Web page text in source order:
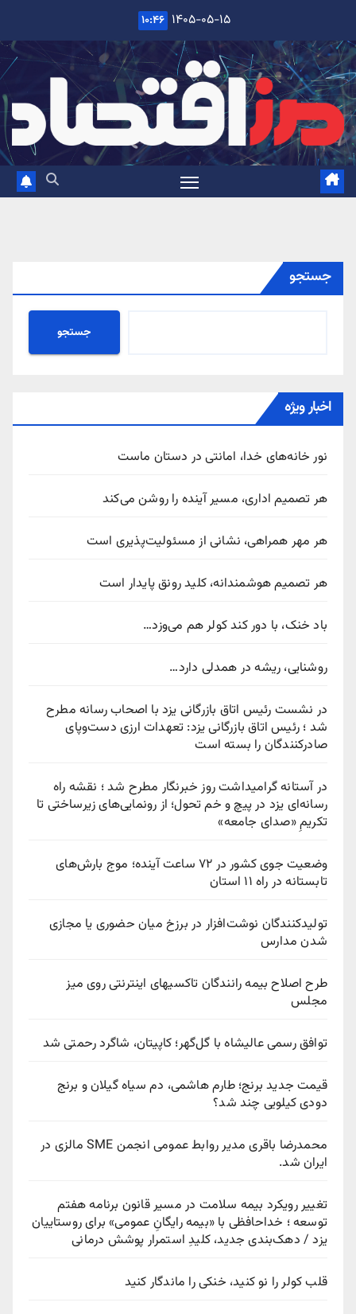
content
۱۴۰۵-۰۵-۱۵ ۱۰:۴۶
جستجو
جستجو
اخبار ویژه
نور خانه‌های خدا، امانتی در دستان ماست
هر تصمیم اداری، مسیر آینده را روشن می‌کند
هر مهر همراهی، نشانی از مسئولیت‌پذیری است
هر تصمیم هوشمندانه، کلید رونق پایدار است
باد خنک، با دور کند کولر هم می‌وزد…
روشنایی، ریشه در همدلی دارد…
در نشست رئیس اتاق بازرگانی یزد با اصحاب رسانه مطرح
شد ؛ رئیس اتاق بازرگانی یزد: تعهدات ارزی دست‌وپای
صادرکنندگان را بسته است
در آستانه گرامیداشت روز خبرنگار مطرح شد ؛ نقشه راه
رسانه‌ای یزد در پیچ‌ و خم تحول؛ از رونمایی‌های زیرساختی تا
تکریمِ «صدای جامعه»
وضعیت جوی کشور در ۷۲ ساعت آینده؛ موج بارش‌های
تابستانه در راه ۱۱ استان
تولیدکنندگان نوشت‌افزار در برزخ میان حضوری یا مجازی
شدن مدارس
طرح اصلاح بیمه رانندگان تاکسیهای اینترنتی روی میز
مجلس
توافق رسمی عالیشاه با گل‌گهر؛ کاپیتان، شاگرد رحمتی شد
قیمت جدید برنج؛ طارم هاشمی، دم سیاه گیلان و برنج
دودی کیلویی چند شد؟
محمدرضا باقری مدیر روابط عمومی انجمن SME مالزی در
ایران شد.
تغییر رویکرد بیمه سلامت در مسیر قانون برنامه هفتم
توسعه ؛ خداحافظی با «بیمه رایگانِ عمومی» برای روستاییان
یزد / دهک‌بندی جدید، کلیدِ استمرار پوشش درمانی
قلب کولر را نو کنید، خنکی را ماندگار کنید